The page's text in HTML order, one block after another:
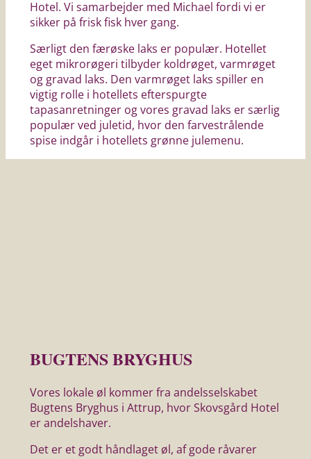
Hotel. Vi samarbejder med Michael fordi vi er
sikker på frisk fisk hver gang.
Særligt den færøske laks er populær. Hotellet
eget mikrorøgeri tilbyder koldrøget, varmrøget
og gravad laks. Den varmrøget laks spiller en
vigtig rolle i hotellets efterspurgte
tapasanretninger og vores gravad laks er særlig
populær ved juletid, hvor den farvestrålende
spise indgår i hotellets grønne julemenu.
BUGTENS BRYGHUS
Vores lokale øl kommer fra andelsselskabet
Bugtens Bryghus i Attrup, hvor Skovsgård Hotel
er andelshaver.
Det er et godt håndlaget øl, af gode råvarer